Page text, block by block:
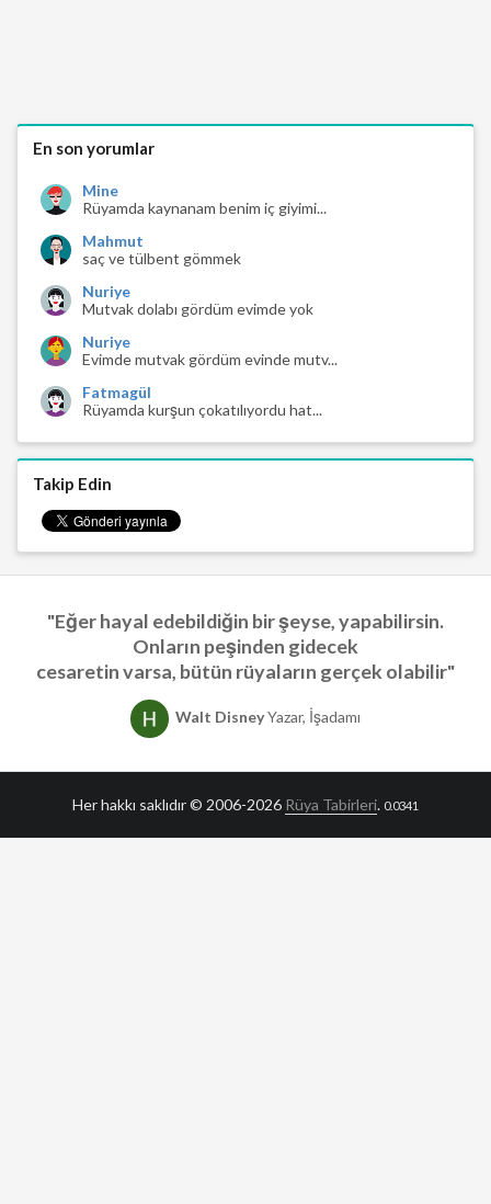
En son yorumlar
Mine
Rüyamda kaynanam benim iç giyimi...
Mahmut
saç ve tülbent gömmek
Nuriye
Mutvak dolabı gördüm evimde yok
Nuriye
Evimde mutvak gördüm evinde mutv...
Fatmagül
Rüyamda kurşun çokatılıyordu hat...
Takip Edin
"Eğer hayal edebildiğin bir şeyse, yapabilirsin.
Onların peşinden gidecek
cesaretin varsa, bütün rüyaların gerçek olabilir"
Walt DisneyYazar, İşadamı
Her hakkı saklıdır © 2006-2026 Rüya Tabirleri. 0.0341